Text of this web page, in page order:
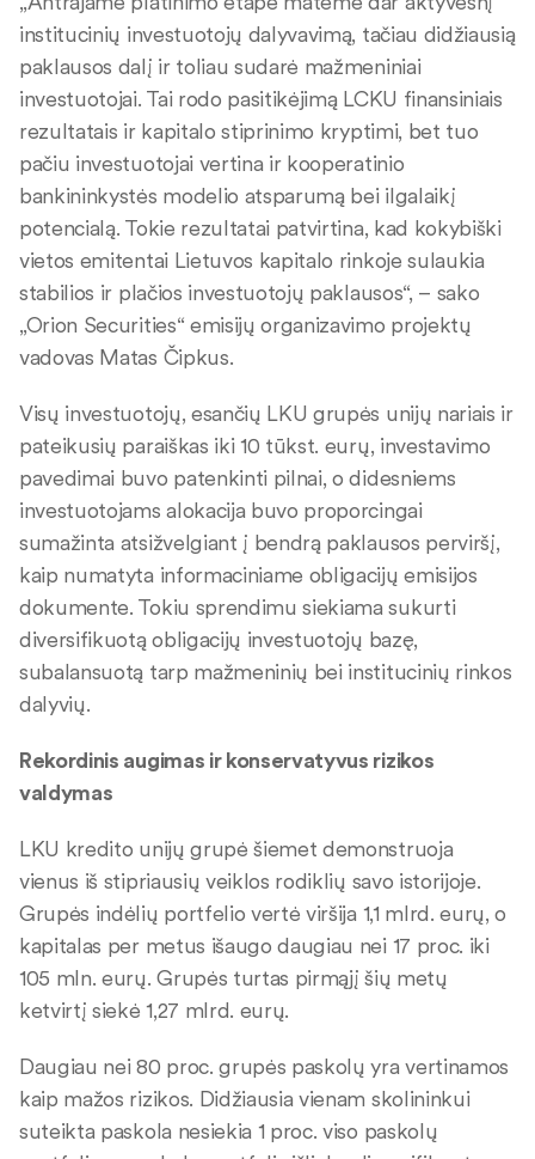
institucinių investuotojų dalyvavimą, tačiau didžiausią
paklausos dalį ir toliau sudarė mažmeniniai
investuotojai. Tai rodo pasitikėjimą LCKU finansiniais
rezultatais ir kapitalo stiprinimo kryptimi, bet tuo
pačiu investuotojai vertina ir kooperatinio
bankininkystės modelio atsparumą bei ilgalaikį
potencialą. Tokie rezultatai patvirtina, kad kokybiški
vietos emitentai Lietuvos kapitalo rinkoje sulaukia
stabilios ir plačios investuotojų paklausos“, – sako
„Orion Securities“ emisijų organizavimo projektų
vadovas Matas Čipkus.
Visų investuotojų, esančių LKU grupės unijų nariais ir
pateikusių paraiškas iki 10 tūkst. eurų, investavimo
pavedimai buvo patenkinti pilnai, o didesniems
investuotojams alokacija buvo proporcingai
sumažinta atsižvelgiant į bendrą paklausos perviršį,
kaip numatyta informaciniame obligacijų emisijos
dokumente. Tokiu sprendimu siekiama sukurti
diversifikuotą obligacijų investuotojų bazę,
subalansuotą tarp mažmeninių bei institucinių rinkos
dalyvių.
Rekordinis augimas ir konservatyvus rizikos
valdymas
LKU kredito unijų grupė šiemet demonstruoja
vienus iš stipriausių veiklos rodiklių savo istorijoje.
Grupės indėlių portfelio vertė viršija 1,1 mlrd. eurų, o
kapitalas per metus išaugo daugiau nei 17 proc. iki
105 mln. eurų. Grupės turtas pirmąjį šių metų
ketvirtį siekė 1,27 mlrd. eurų.
Daugiau nei 80 proc. grupės paskolų yra vertinamos
kaip mažos rizikos. Didžiausia vienam skolininkui
suteikta paskola nesiekia 1 proc. viso paskolų